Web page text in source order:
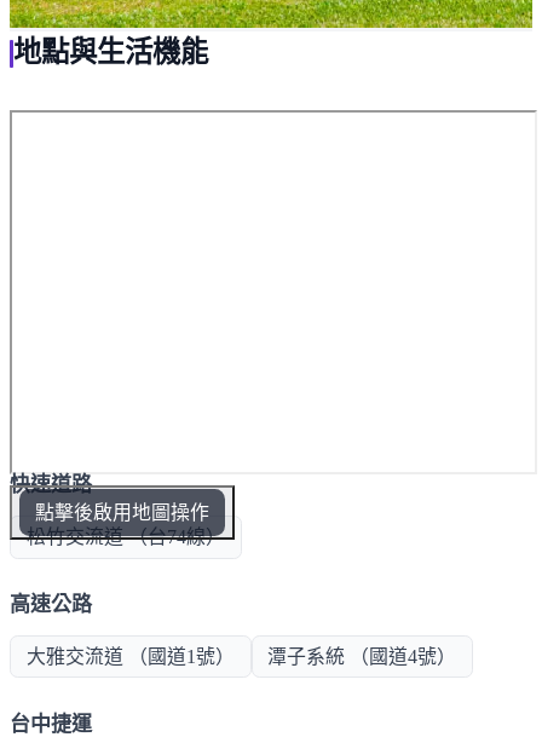
地點與生活機能
點擊後啟用地圖操作
快速道路
松竹交流道 （台74線）
高速公路
大雅交流道 （國道1號） 潭子系統 （國道4號）
台中捷運